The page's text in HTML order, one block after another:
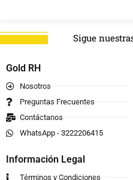
Sigue
Gold RH
Nosotros
Preguntas Frecuentes
Contáctanos
WhatsApp - 3222206415
Información Legal
Términos y Condiciones